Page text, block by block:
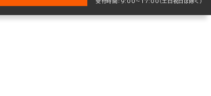
受付時間：9:00〜17:00（土日祝日は除く）